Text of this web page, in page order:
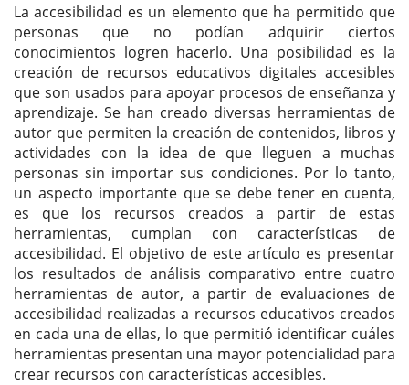
La accesibilidad es un elemento que ha permitido que
personas que no podían adquirir ciertos
conocimientos logren hacerlo. Una posibilidad es la
creación de recursos educativos digitales accesibles
que son usados para apoyar procesos de enseñanza y
aprendizaje. Se han creado diversas herramientas de
autor que permiten la creación de contenidos, libros y
actividades con la idea de que lleguen a muchas
personas sin importar sus condiciones. Por lo tanto,
un aspecto importante que se debe tener en cuenta,
es que los recursos creados a partir de estas
herramientas, cumplan con características de
accesibilidad. El objetivo de este artículo es presentar
los resultados de análisis comparativo entre cuatro
herramientas de autor, a partir de evaluaciones de
accesibilidad realizadas a recursos educativos creados
en cada una de ellas, lo que permitió identificar cuáles
herramientas presentan una mayor potencialidad para
crear recursos con características accesibles.